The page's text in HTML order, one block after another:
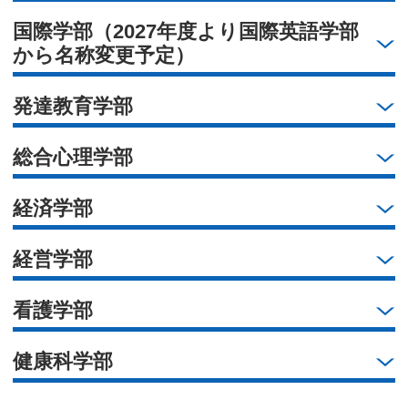
国際学部（2027年度より国際英語学部
から名称変更予定）
発達教育学部
総合心理学部
経済学部
経営学部
看護学部
健康科学部